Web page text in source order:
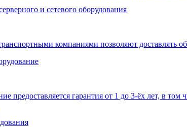
компаниями позволяют доставлять
предоставляется гарантия от 1 до 3-ёх лет, в